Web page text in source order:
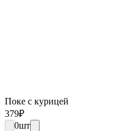
Поке с курицей
379₽
0шт